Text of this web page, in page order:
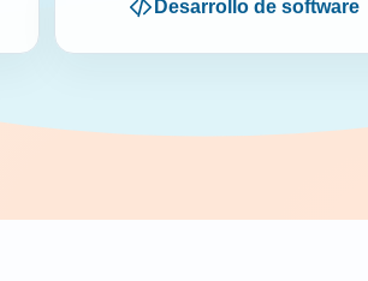
Desarrollo de software